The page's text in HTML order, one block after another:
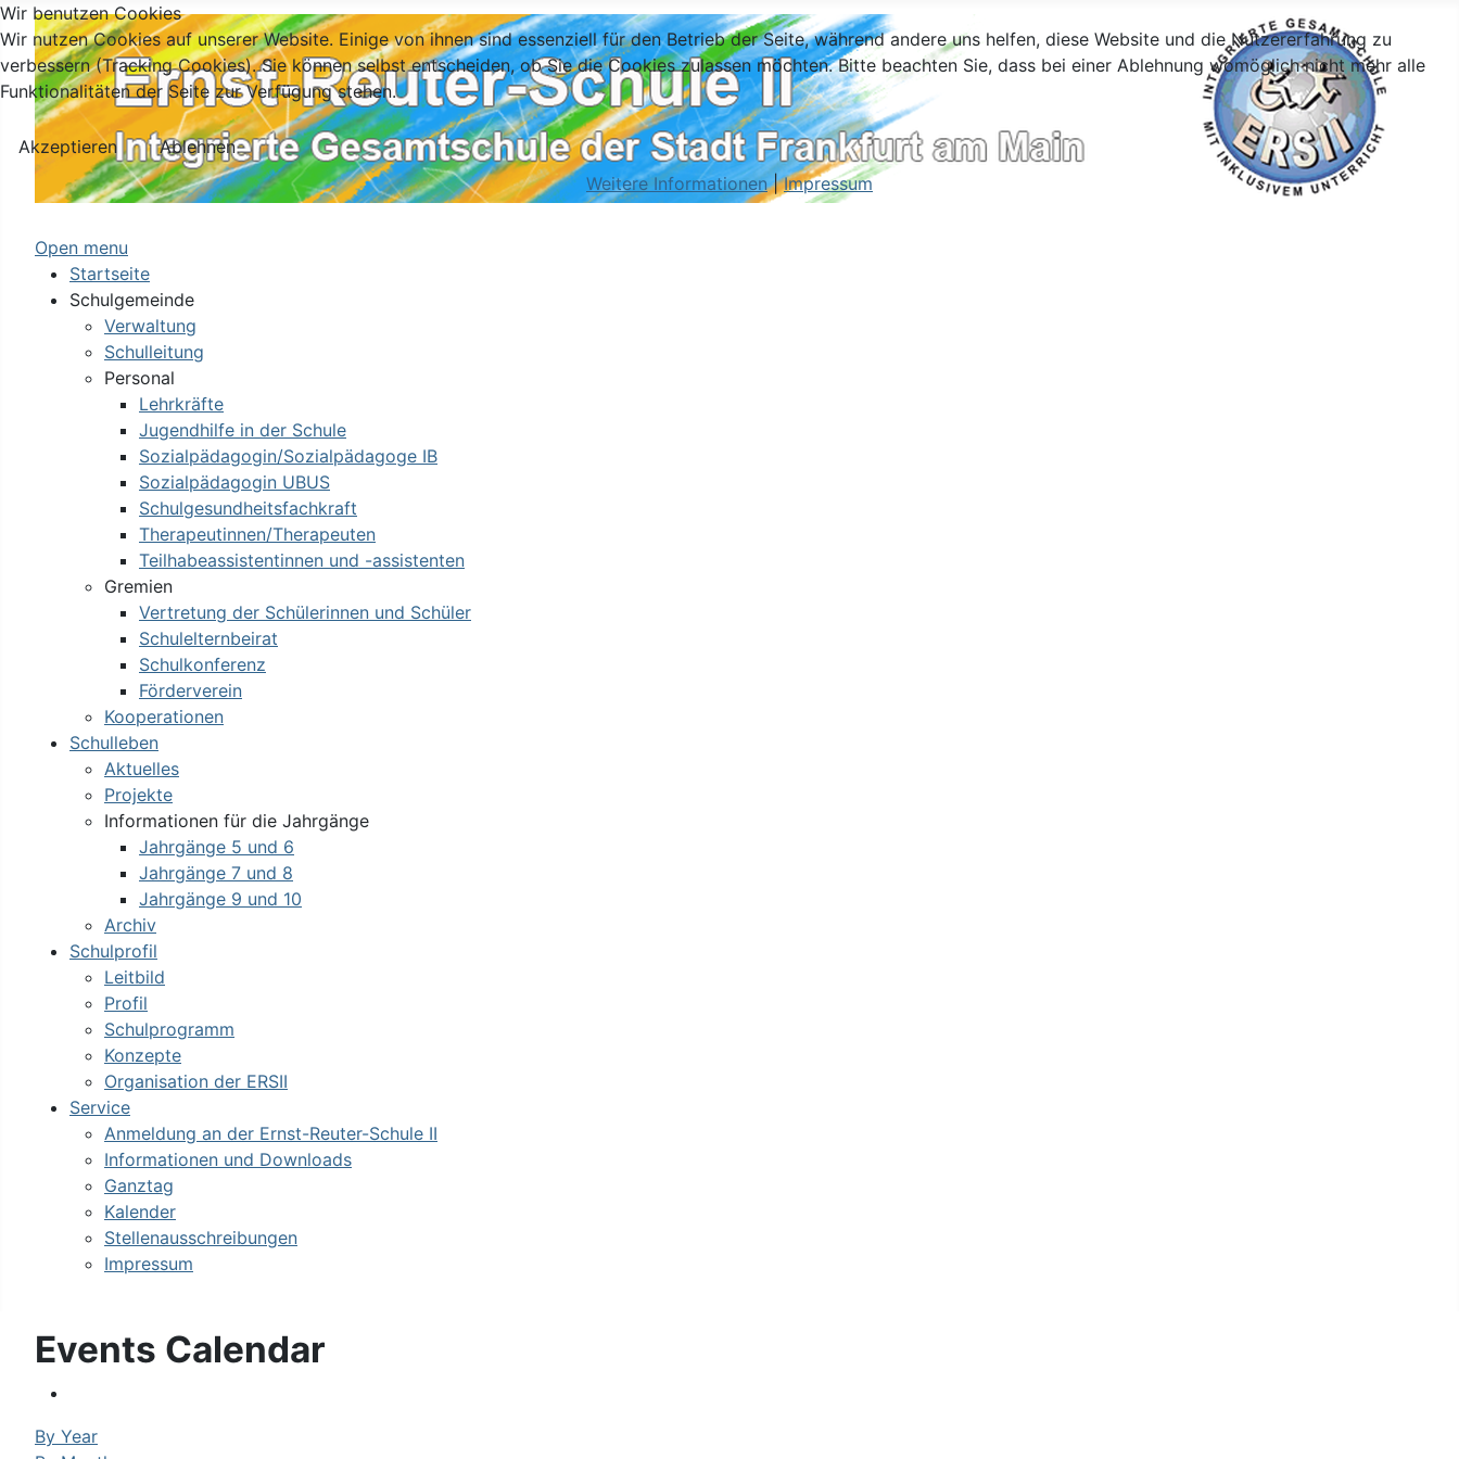
Open menu
Startseite
Schulgemeinde
Verwaltung
Schulleitung
Personal
Lehrkräfte
Jugendhilfe in der Schule
Sozialpädagogin/Sozialpädagoge IB
Sozialpädagogin UBUS
Schulgesundheitsfachkraft
Therapeutinnen/Therapeuten
Teilhabeassistentinnen und -assistenten
Gremien
Vertretung der Schülerinnen und Schüler
Schulelternbeirat
Schulkonferenz
Förderverein
Kooperationen
Schulleben
Aktuelles
Projekte
Informationen für die Jahrgänge
Jahrgänge 5 und 6
Jahrgänge 7 und 8
Jahrgänge 9 und 10
Archiv
Schulprofil
Leitbild
Profil
Schulprogramm
Konzepte
Organisation der ERSII
Service
Anmeldung an der Ernst-Reuter-Schule II
Informationen und Downloads
Ganztag
Kalender
Stellenausschreibungen
Impressum
Events Calendar
By Year
Wir benutzen Cookies
Wir nutzen Cookies auf unserer Website. Einige von ihnen sind essenziell für den Betrieb der Seite, während andere uns helfen, diese Website und die Nutzererfahrung zu
verbessern (Tracking Cookies). Sie können selbst entscheiden, ob Sie die Cookies zulassen möchten. Bitte beachten Sie, dass bei einer Ablehnung womöglich nicht mehr alle
Funktionalitäten der Seite zur Verfügung stehen.
Akzeptieren
Ablehnen
Weitere Informationen|Impressum